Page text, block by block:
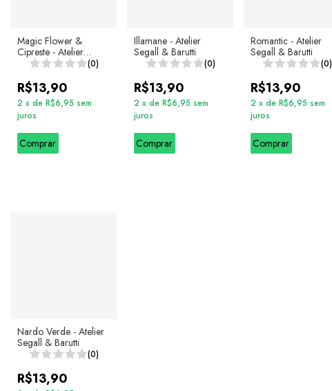
Magic Flower &
Cipreste - Atelier
Segall & Barutti
(0)
R$13,90
2 x de R$6,95 sem
juros
Comprar
Illamane - Atelier
Segall & Barutti
(0)
R$13,90
2 x de R$6,95 sem
juros
Comprar
Romantic - Atelier
Segall & Barutti
(0)
R$13,90
2 x de R$6,95 sem
juros
Comprar
Nardo Verde - Atelier
Segall & Barutti
(0)
R$13,90